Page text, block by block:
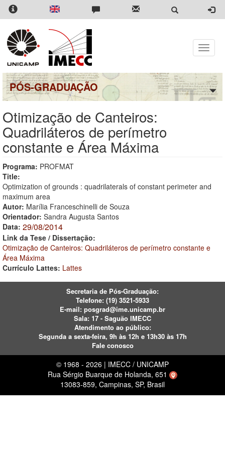
Pular
para
conteúdo
principal
Toggle
PÓS-GRADUAÇÃO
Otimização de Canteiros:
Quadriláteros de perímetro
constante e Área Máxima
Programa: PROFMAT
Title:
Optimization of grounds : quadrilaterals of constant perimeter and
maximum area
Autor: Marília Franceschinelli de Souza
Orientador: Sandra Augusta Santos
Data: 29/08/2014
Link da Tese / Dissertação:
Otimização de Canteiros: Quadriláteros de perímetro constante e
Área Máxima
Currículo Lattes: Lattes
Secretaria de Pós-Graduação:
Telefone: (19) 3521-5933
E-mail: posgrad@ime.unicamp.br
Sala: 17 - Saguão IMECC
Atendimento ao público:
Segunda a sexta-feira, 9h às 12h e 13h30 às 17h
Fale conosco
© 1968 - 2026 | IMECC / UNICAMP
Rua Sérgio Buarque de Holanda, 651
13083-859, Campinas, SP, Brasil